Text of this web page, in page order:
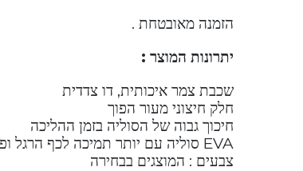
הזמנה מאובטחת .
יתרונות המוצר :
שכבת צמר איכותית, דו צדדית
חלק חיצוני מעור הפוך
חיכוך גבוה של הסוליה בזמן ההליכה
EVA סוליה עם יותר תמיכה לכף הרגל ופיזור לחצים.
צבעים : המוצגים בבחירה